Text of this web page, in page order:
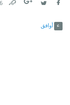
أوافق